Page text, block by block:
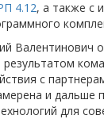
4.12, а также с
Валентинович
результатом
с
и дальше
для